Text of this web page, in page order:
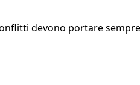
devono portare